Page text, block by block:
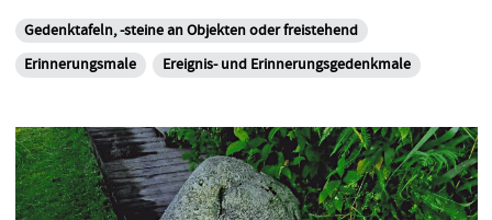
Gedenktafeln, -steine an Objekten oder freistehend
Erinnerungsmale
Ereignis- und Erinnerungsgedenkmale